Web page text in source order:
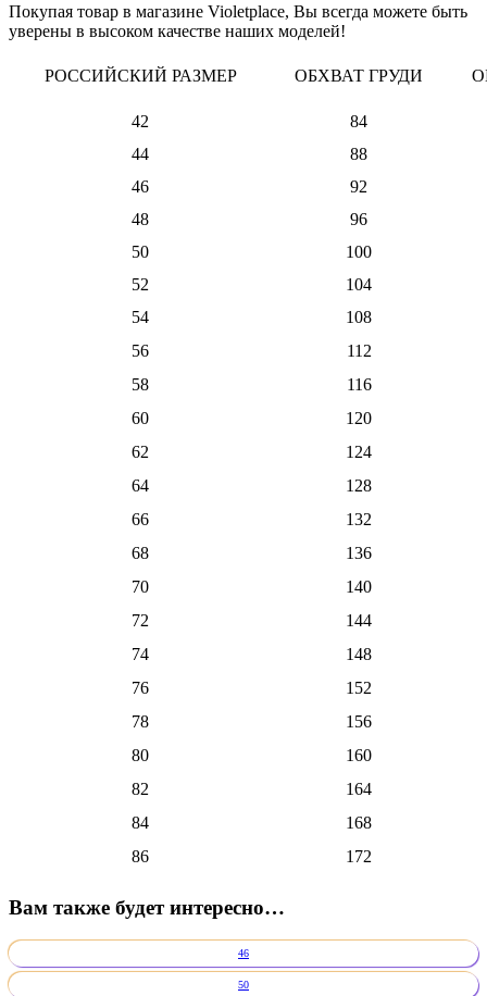
Покупая товар в магазине Violetplace, Вы всегда можете быть
уверены в высоком качестве наших моделей!
РОССИЙСКИЙ РАЗМЕР ОБХВАТ ГРУДИ
42
84
44
88
46
92
48
96
50
100
52
104
54
108
56
112
58
116
60
120
62
124
64
128
66
132
68
136
70
140
72
144
74
148
76
152
78
156
80
160
82
164
84
168
86
172
Вам также будет интересно…
46
50